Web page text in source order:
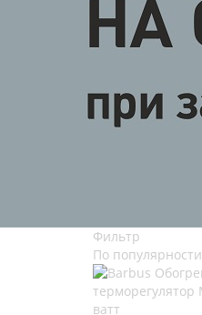
Фильтр
По популярности